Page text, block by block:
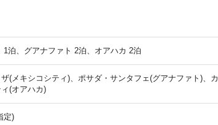
1泊、グアナファト 2泊、オアハカ 2泊
(メキシコシティ)、ポサダ・サンタフェ(グアナファト)、カ
(オアハカ)
定)